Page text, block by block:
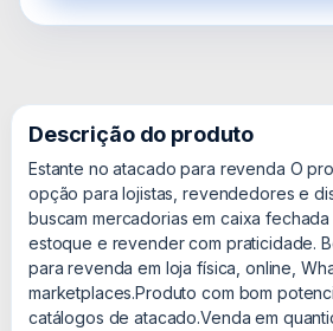
Descrição do produto
Estante no atacado para revenda O
opção para lojistas, revendedores e
buscam mercadorias em caixa
estoque e revender com praticidade.
para revenda em loja física, online,
marketplaces.Produto com bom
catálogos de atacado.Venda em